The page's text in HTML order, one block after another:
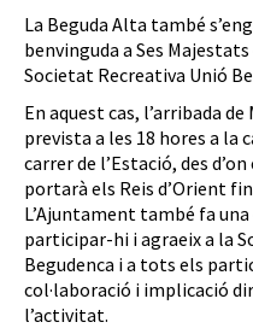
La Beguda Alta també
benvinguda a Ses
Societat Recreativa Unió
En aquest cas, l’arribada
prevista a les 18 hores a la
carrer de l’Estació, des
portarà els Reis d’Orient
L’Ajuntament també fa
participar-hi i agraeix a la
Begudenca i a tots els
col·laboració i implicació
l’activitat.